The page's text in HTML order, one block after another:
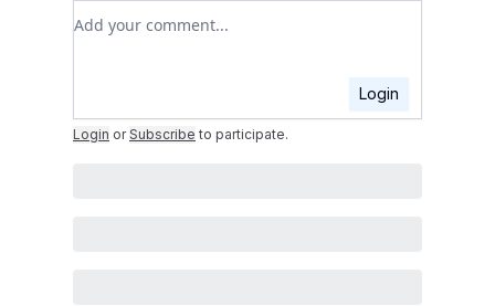
Add your comment
Login
Login or Subscribe to participate.